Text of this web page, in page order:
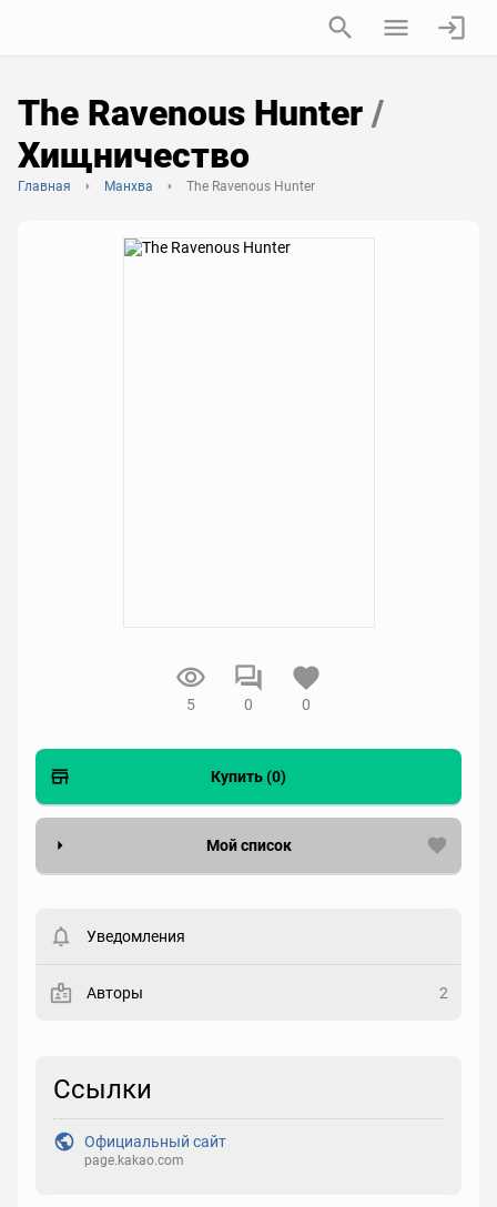
The Ravenous Hunter /
Хищничество
Главная Манхва The Ravenous Hunter
5 0 0
Купить (0)
Мой список
Статус
Рейтинг
Выберите рейтинг
Уведомления
Авторы 2
Ссылки
Официальный сайт
page.kakao.com